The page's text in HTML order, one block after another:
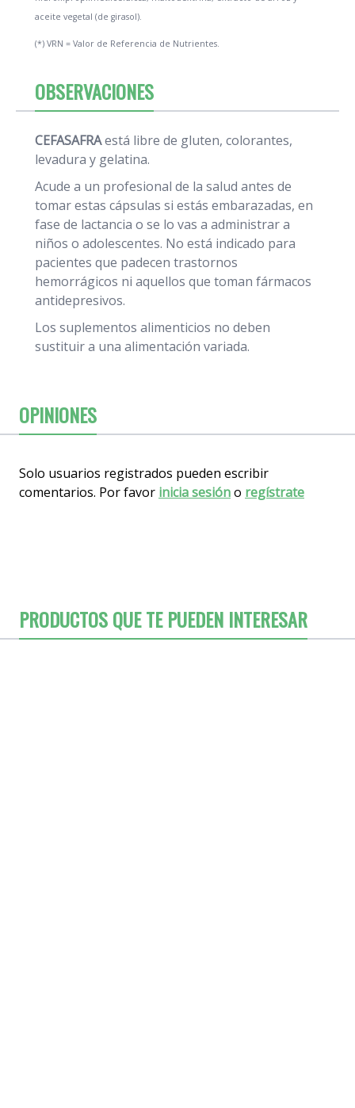
aceite vegetal (de girasol).
(*) VRN = Valor de Referencia de Nutrientes.
OBSERVACIONES
CEFASAFRAestá libre de gluten, colorantes,
levadura y gelatina.
Acude a un profesional de la salud antes de
tomar estas cápsulas si estás embarazadas, en
fase de lactancia o se lo vas a administrar a
niños o adolescentes. No está indicado para
pacientes que padecen trastornos
hemorrágicos ni aquellos que toman fármacos
antidepresivos.
Los suplementos alimenticios no deben
sustituir a una alimentación variada.
OPINIONES
Solo usuarios registrados pueden escribir
comentarios. Por favor inicia sesióno regístrate
PRODUCTOS QUE TE PUEDEN INTERESAR